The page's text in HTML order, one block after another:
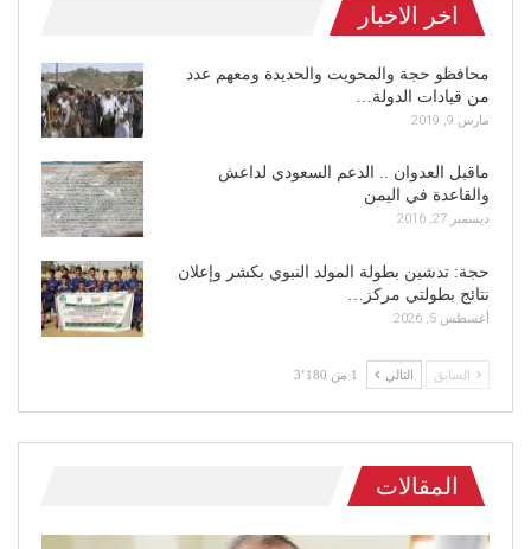
اخر الاخبار
محافظو حجة والمحويت والحديدة ومعهم عدد
من قيادات الدولة…
مارس 9, 2019
ماقبل العدوان .. الدعم السعودي لداعش
والقاعدة في اليمن
ديسمبر 27, 2016
حجة: تدشين بطولة المولد النبوي بكشر وإعلان
نتائج بطولتي مركز…
أغسطس 5, 2026
السابق التالي 1 من 3٬180
المقالات